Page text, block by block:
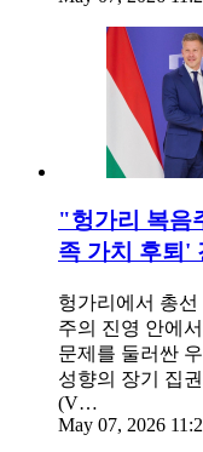
"헝가리 복음
족 가치 후퇴'
헝가리에서 총
주의 진영 안에
문제를 둘러싼
성향의 장기 집
(V…
May 07, 2026